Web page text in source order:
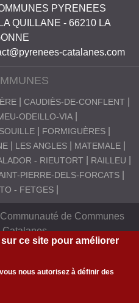
PYRENEES
QUILLANE - 66210 LA
catalanes.com
CAUDIÈS-DE-CONFLENT
ODEILLO-VIA
FORMIGUÈRES
LES ANGLES
MATEMALE
- RIEUTORT
RAILLEU
PIERRE-DELS-FORCATS
- FETGES
de Communes
ce site pour améliorer
nous autorisez à définir des